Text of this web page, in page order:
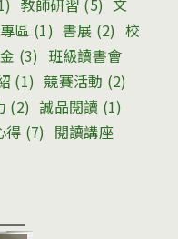
教師研習 (5) 文
區 (1) 書展 (2) 校
(3) 班級讀書會
(1) 競賽活動 (2)
(2) 誠品閱讀 (1)
得 (7) 閱讀講座